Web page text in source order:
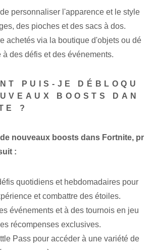
de personnaliser l'apparence et le style
des pioches et des sacs à dos.
achetés via la boutique d'objets ou dé
à des défis et des événements.
PUIS-JE DÉBLOQU
BOOSTS DAN
?
nouveaux boosts dans Fortnite, pr
:
quotidiens et hebdomadaires pour
et combattre des étoiles.
événements et à des tournois en jeu
récompenses exclusives.
Pass pour accéder à une variété de